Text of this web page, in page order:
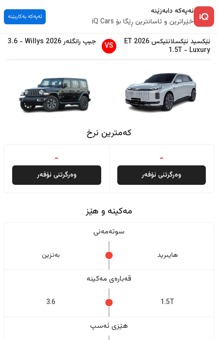
ئەپەکە دابەزێنە
خێراترین و ئاسانترین ڕێگا بۆ iQ Cars
ئەپەکە بەکاربێنە
ئێکسید ئێکسلانتیکس ET2026
Luxury
-
1.5T
VS جیپ رانگلەر2026
Willys
-
3.6
کەمترین نرخ
-
وەرگرتنی ئۆفەر
-
وەرگرتنی ئۆفەر
مەکینە و هێز
سوتەمەنی
هایبرید بەنزین
قەبارەی مەکینە
1.5T
3.6
هێزی ئەسپ